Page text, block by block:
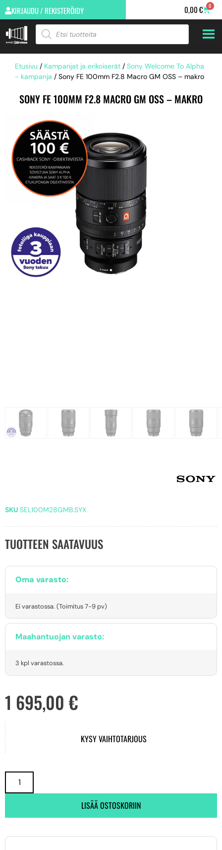
KIRJAUDU / REKISTERÖIDY 0,00€ 0
Etusivu / Kampanjat ja erikoiserät / Sony Welcome To Alpha
- kampanja / Sony FE 100mm F2.8 Macro GM OSS – makro
SONY FE 100MM F2.8 MACRO GM OSS – MAKRO
SKU SEL100M28GMB.SYX
TUOTTEEN SAATAVUUS
Oma varasto:
Ei varastossa. (Toimitus 7-9 pv)
Maahantuojan varasto:
3 kpl varastossa.
1 695,00 €
KYSY VAIHTOTARJOUS
LISÄÄ OSTOSKORIIN